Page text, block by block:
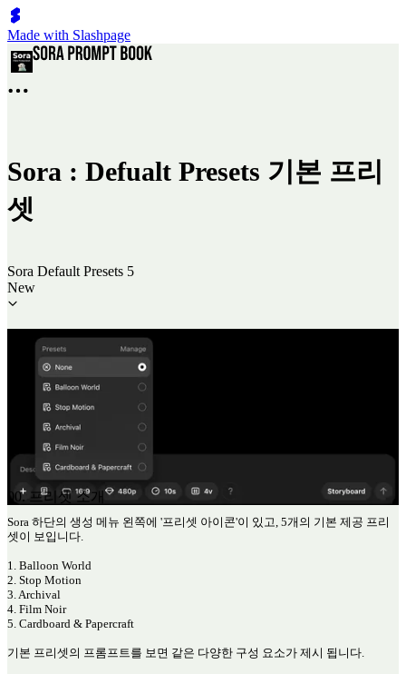
Made with Slashpage
Sora : Defualt Presets 기본 프리
셋
Sora Default Presets 5
New
00. 프리셋 소개
Sora 하단의 생성 메뉴 왼쪽에 '프리셋 아이콘'이 있고, 5개의 기본 제공 프리
셋이 보입니다.
1. Balloon World
2. Stop Motion
3. Archival
4. Film Noir
5. Cardboard & Papercraft
기본 프리셋의 프롬프트를 보면 같은 다양한 구성 요소가 제시 됩니다.